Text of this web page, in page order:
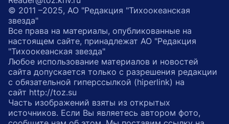
© 2011 –2025, АО "Редакция "Тихоокеанская
звезда"
Все права на материалы, опубликованные на
настоящем сайте, принадлежат АО "Редакция
"Тихоокеанская звезда"
Любое использование материалов и новостей
сайта допускается только с разрешения редакции
с обязательной гиперссылкой (hiperlink) на
сайт http://toz.su
Часть изображений взяты из открытых
источников. Если Вы являетесь автором фото,